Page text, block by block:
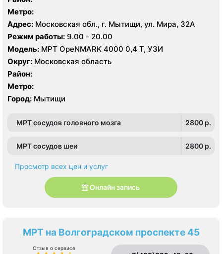
Метро:
Адрес: Московская обл., г. Мытищи, ул. Мира, 32А
Режим работы: 9.00 - 20.00
Модель: МРТ OpeNMARK 4000 0,4 Т, УЗИ
Округ: Московская область
Район:
Метро:
Город: Мытищи
МРТ сосудов головного мозга 2800 p.
МРТ сосудов шеи 2800 p.
Просмотр всех цен и услуг
Онлайн запись
МРТ на Волгоградском проспекте 45
Отзыв о сервисе